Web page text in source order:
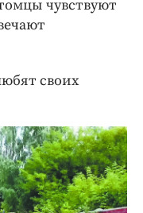
чувствуют
своих